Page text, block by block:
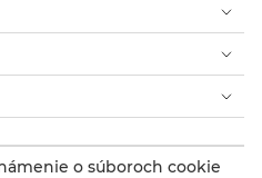
o súboroch cookie